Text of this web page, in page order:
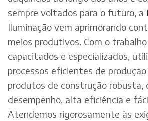
sempre voltados para o futuro, a
Iluminação vem aprimorando
meios produtivos. Com o
capacitados e especializados,
processos eficientes de
produtos de construção robusta,
desempenho, alta eficiência e
Atendemos rigorosamente às